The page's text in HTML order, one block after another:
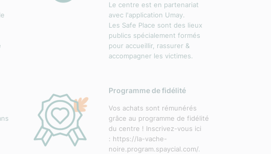
Le centre est en partenariat
avec l'application Umay.
Les Safe Place sont des lieux
publics spécialement formés
pour accueillir, rassurer &
accompagner les victimes.
Programme de fidélité
Vos achats sont rémunérés
grâce au programme de fidélité
du centre ! Inscrivez-vous ici
: https://la-vache-
noire.program.spaycial.com/.